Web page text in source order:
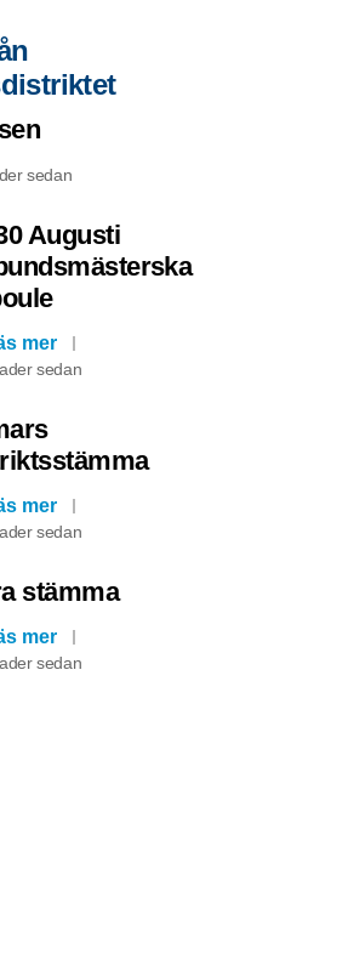
sedan
Augusti
mer
sedan
mer
sedan
stämma
mer
sedan